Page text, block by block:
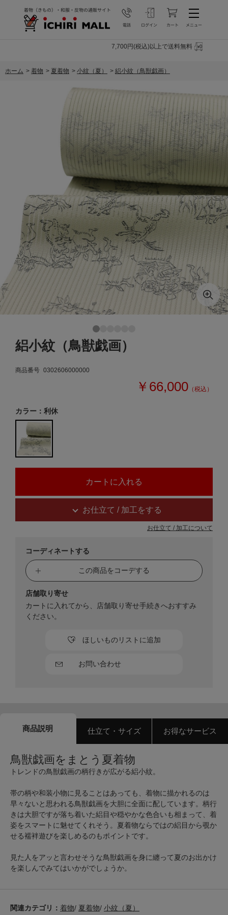
7,700円(税込)以上で送料無料
ホーム > 着物 > 夏着物 > 小紋（夏） > 絽小紋（鳥獣戯画）
絽小紋（鳥獣戯画）
商品番号 0302606000000
￥66,000 （税込）
カラー：利休
お仕立て / 加工をする
お仕立て / 加工について
コーディネートする
この商品をコーデする
お問い合わせ
ほしいものリストに追加
店舗取り寄せ
カートに入れてから、店舗取り寄せ手続きへおすすみ
ください。
商品説明 仕立て・サイズ お得なサービス
鳥獣戯画をまとう夏着物
トレンドの鳥獣戯画の柄行きが広がる絽小紋。
帯の柄や和装小物に見ることはあっても、着物に描かれるのは
早々ないと思われる鳥獣戯画を大胆に全面に配しています。柄行
きは大胆ですが落ち着いた絽目や穏やかな色合いも相まって、着
姿をスマートに魅せてくれそう。夏着物ならではの絽目から覗か
せる襦袢遊びを楽しめるのもポイントです。
見た人をアッと言わせそうな鳥獣戯画を身に纏って夏のお出かけ
を楽しんでみてはいかがでしょうか。
関連カテゴリ： 着物/ 夏着物/ 小紋（夏）